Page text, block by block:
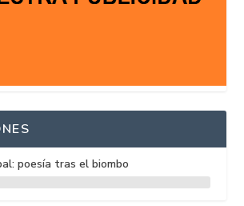
poesía tras el biombo